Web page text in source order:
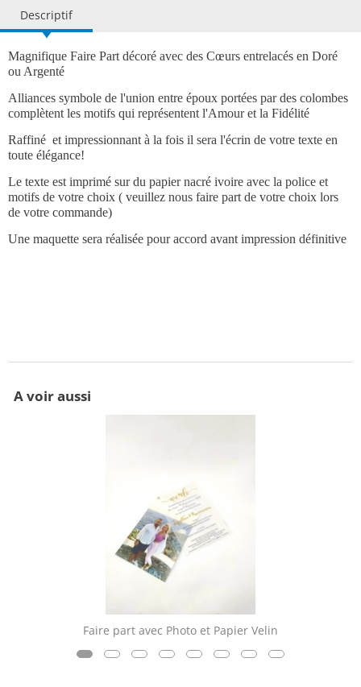
Descriptif
Magnifique Faire Part décoré avec des Cœurs entrelacés en Doré
ou Argenté
Alliances symbole de l'union entre époux portées par des colombes
complètent les motifs qui représentent l'Amour et la Fidélité
Raffiné et impressionnant à la fois il sera l'écrin de votre texte en
toute élégance!
Le texte est imprimé sur du papier nacré ivoire avec la police et
motifs de votre choix ( veuillez nous faire part de votre choix lors
de votre commande)
Une maquette sera réalisée pour accord avant impression définitive
A voir aussi
Faire part avec Photo et Papier Velin